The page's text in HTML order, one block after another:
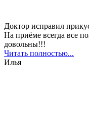
Доктор исправил
На приёме всегда все
довольны!!!
Читать полностью...
Илья